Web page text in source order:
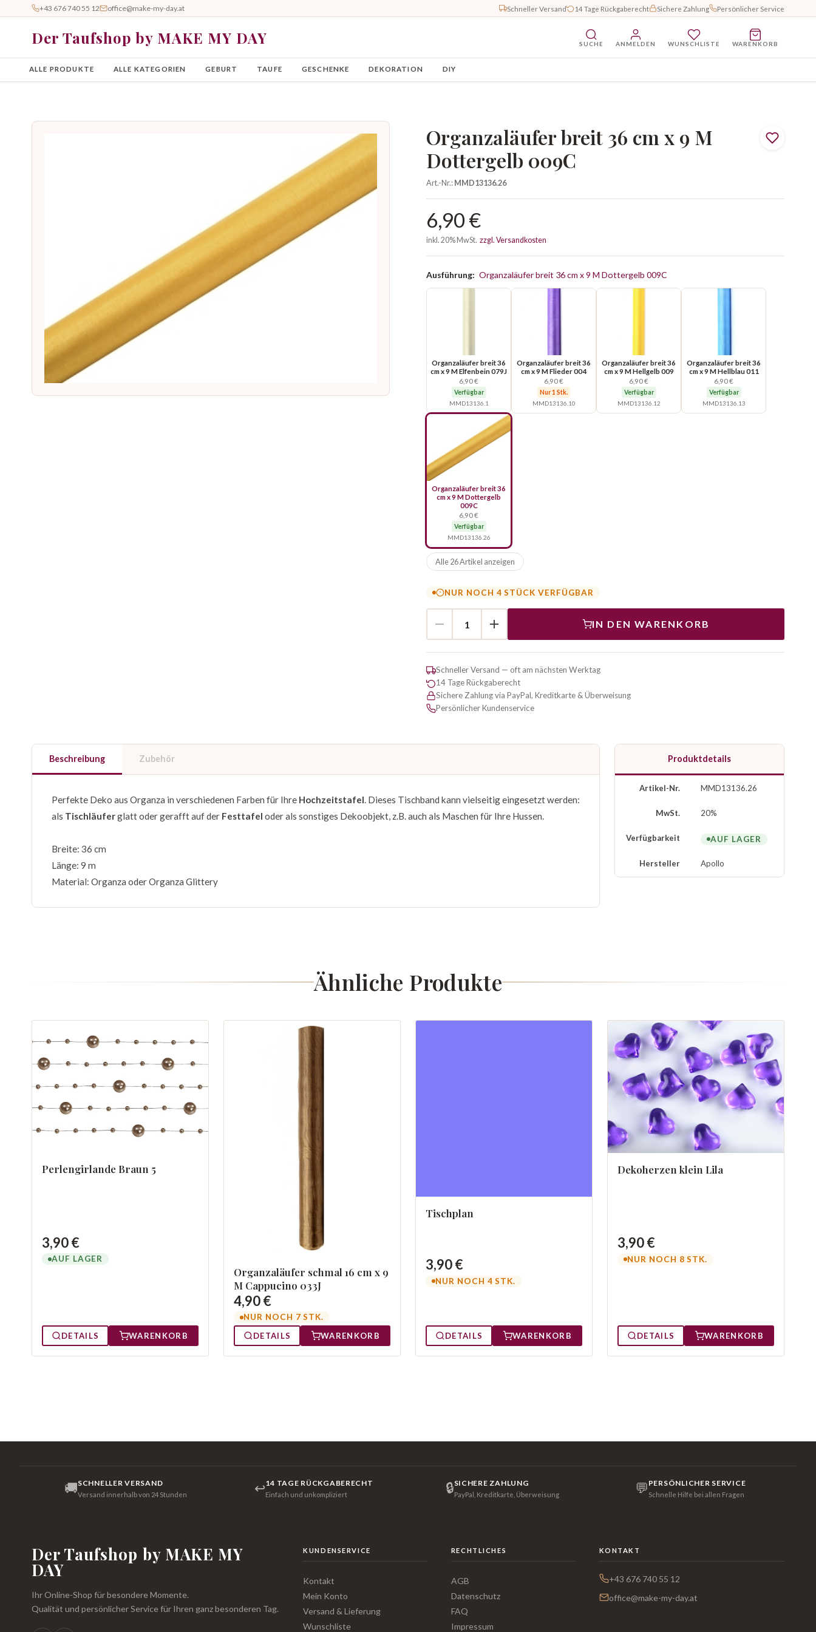
+43 676 740 55 12 office@make-my-day.at Schneller Versand 14 Tage Rückgaberecht Sichere Zahlung Persönlicher Service
Der Taufshop by MAKE MY DAY SUCHE ANMELDEN WUNSCHLISTE WARENKORB
ALLE PRODUKTE ALLE KATEGORIEN GEBURT TAUFE GESCHENKE DEKORATION DIY
Organzaläufer breit 36 cm x 9 M
Dottergelb 009C
Art.-Nr.:MMD13136.26
6,90 €
inkl. 20% MwSt. zzgl. Versandkosten
Ausführung: Organzaläufer breit 36 cm x 9 M Dottergelb 009C
Organzaläufer breit 36
cm x 9 M Elfenbein 079J
6,90 €
Verfügbar
MMD13136.1
Organzaläufer breit 36
cm x 9 M Flieder 004
6,90 €
Nur 1 Stk.
MMD13136.10
Organzaläufer breit 36
cm x 9 M Hellgelb 009
6,90 €
Verfügbar
MMD13136.12
Organzaläufer breit 36
cm x 9 M Hellblau 011
6,90 €
Verfügbar
MMD13136.13
Organzaläufer breit 36
cm x 9 M Dottergelb
009C
6,90 €
Verfügbar
MMD13136.26
Alle 26 Artikel anzeigen
NUR NOCH 4 STÜCK VERFÜGBAR
IN DEN WARENKORB
Schneller Versand — oft am nächsten Werktag
14 Tage Rückgaberecht
Sichere Zahlung via PayPal, Kreditkarte & Überweisung
Persönlicher Kundenservice
Beschreibung Zubehör
Perfekte Deko aus Organza in verschiedenen Farben für Ihre Hochzeitstafel. Dieses Tischband kann vielseitig eingesetzt werden:
als Tischläuferglatt oder gerafft auf der Festtafel oder als sonstiges Dekoobjekt, z.B. auch als Maschen für Ihre Hussen.
Breite: 36 cm
Länge: 9 m
Material: Organza oder Organza Glittery
Produktdetails
Artikel-Nr. MMD13136.26
MwSt. 20%
Verfügbarkeit AUF LAGER
Hersteller Apollo
Ähnliche Produkte
Perlengirlande Braun 5
3,90 €
AUF LAGER
DETAILS WARENKORB
Organzaläufer schmal 16 cm x 9
M Cappucino 033J
4,90 €
NUR NOCH 7 STK.
DETAILS
WARENKORB
Tischplan
3,90 €
NUR NOCH 4 STK.
DETAILS WARENKORB
Dekoherzen klein Lila
3,90 €
NUR NOCH 8 STK.
DETAILS WARENKORB
🚚SCHNELLER VERSAND
Versand innerhalb von 24 Stunden ↩14 TAGE RÜCKGABERECHT
Einfach und unkompliziert 🔒SICHERE ZAHLUNG
PayPal, Kreditkarte, Überweisung 💬 PERSÖNLICHER SERVICE
Schnelle Hilfe bei allen Fragen
Der Taufshop by MAKE MY
DAY
Ihr Online-Shop für besondere Momente.
Qualität und persönlicher Service für Ihren ganz besonderen Tag.
KUNDENSERVICE
Kontakt
Mein Konto
Versand & Lieferung
Wunschliste
RECHTLICHES
AGB
Datenschutz
FAQ
Impressum
KONTAKT
+43 676 740 55 12
office@make-my-day.at